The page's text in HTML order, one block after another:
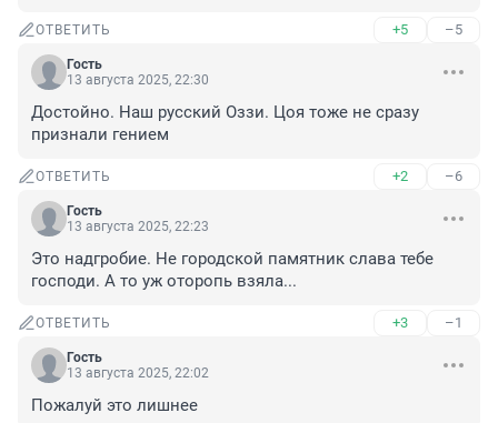
ОТВЕТИТЬ +5 –5
Гость
13 августа 2025, 22:30
Достойно. Наш русский Оззи. Цоя тоже не сразу
признали гением
ОТВЕТИТЬ +2 –6
Гость
13 августа 2025, 22:23
Это надгробие. Не городской памятник слава тебе
господи. А то уж оторопь взяла...
ОТВЕТИТЬ +3 –1
Гость
13 августа 2025, 22:02
Пожалуй это лишнее